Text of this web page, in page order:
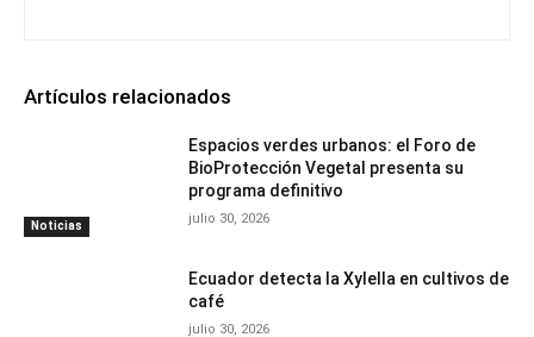
Artículos relacionados
Noticias
Espacios verdes urbanos: el Foro de
BioProtección Vegetal presenta su
programa definitivo
julio 30, 2026
Ecuador detecta la Xylella en cultivos de
café
julio 30, 2026